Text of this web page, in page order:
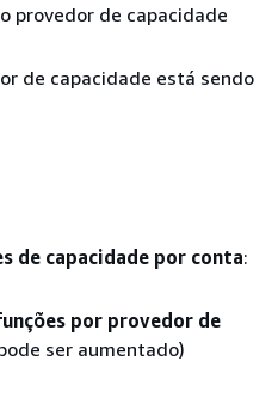
provedor de capacidade
de capacidade está sendo
de capacidade por conta:
por provedor de
ser aumentado)